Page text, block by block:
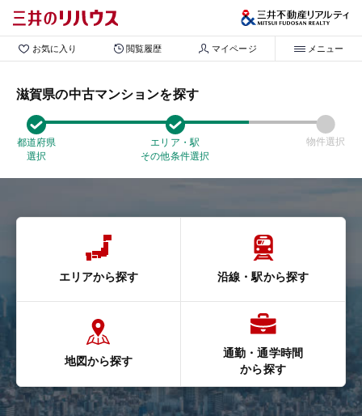
お気に入り 閲覧履歴 マイページ メニュー
滋賀県の中古マンションを探す
都道府県
選択
エリア・駅
その他条件選択
物件選択
エリアから探す 沿線・駅から探す
地図から探す
通勤・通学時間
から探す